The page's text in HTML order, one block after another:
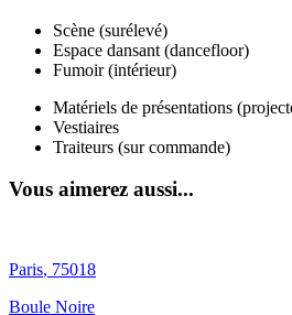
Scène (surélevé)
Espace dansant (dancefloor)
Fumoir (intérieur)
Matériels de présentations
Vestiaires
Traiteurs (sur commande)
Vous aimerez aussi...
Paris, 75018
Boule Noire